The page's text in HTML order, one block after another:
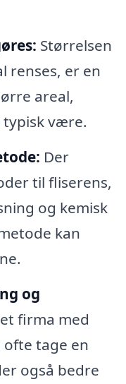
Størrelsen
renses, er en
areal,
typisk være.
Der
til fliserens,
og kemisk
kan
og
firma med
ofte tage en
også bedre